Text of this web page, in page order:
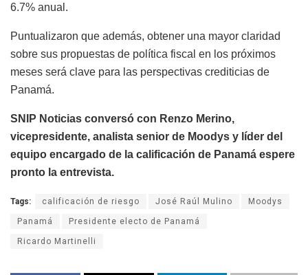
6.7% anual.
Puntualizaron que además, obtener una mayor claridad
sobre sus propuestas de política fiscal en los próximos
meses será clave para las perspectivas crediticias de
Panamá.
SNIP Noticias conversó con Renzo Merino,
vicepresidente, analista senior de Moodys y líder del
equipo encargado de la calificación de Panamá espere
pronto la entrevista.
Tags: calificación de riesgo José Raúl Mulino Moodys
Panamá Presidente electo de Panamá
Ricardo Martinelli